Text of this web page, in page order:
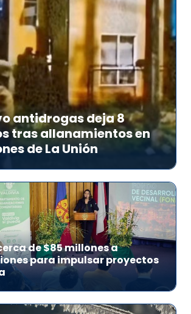
antidrogas deja 8
tras allanamientos en
de La Unión
de $85 millones a
para impulsar proyectos